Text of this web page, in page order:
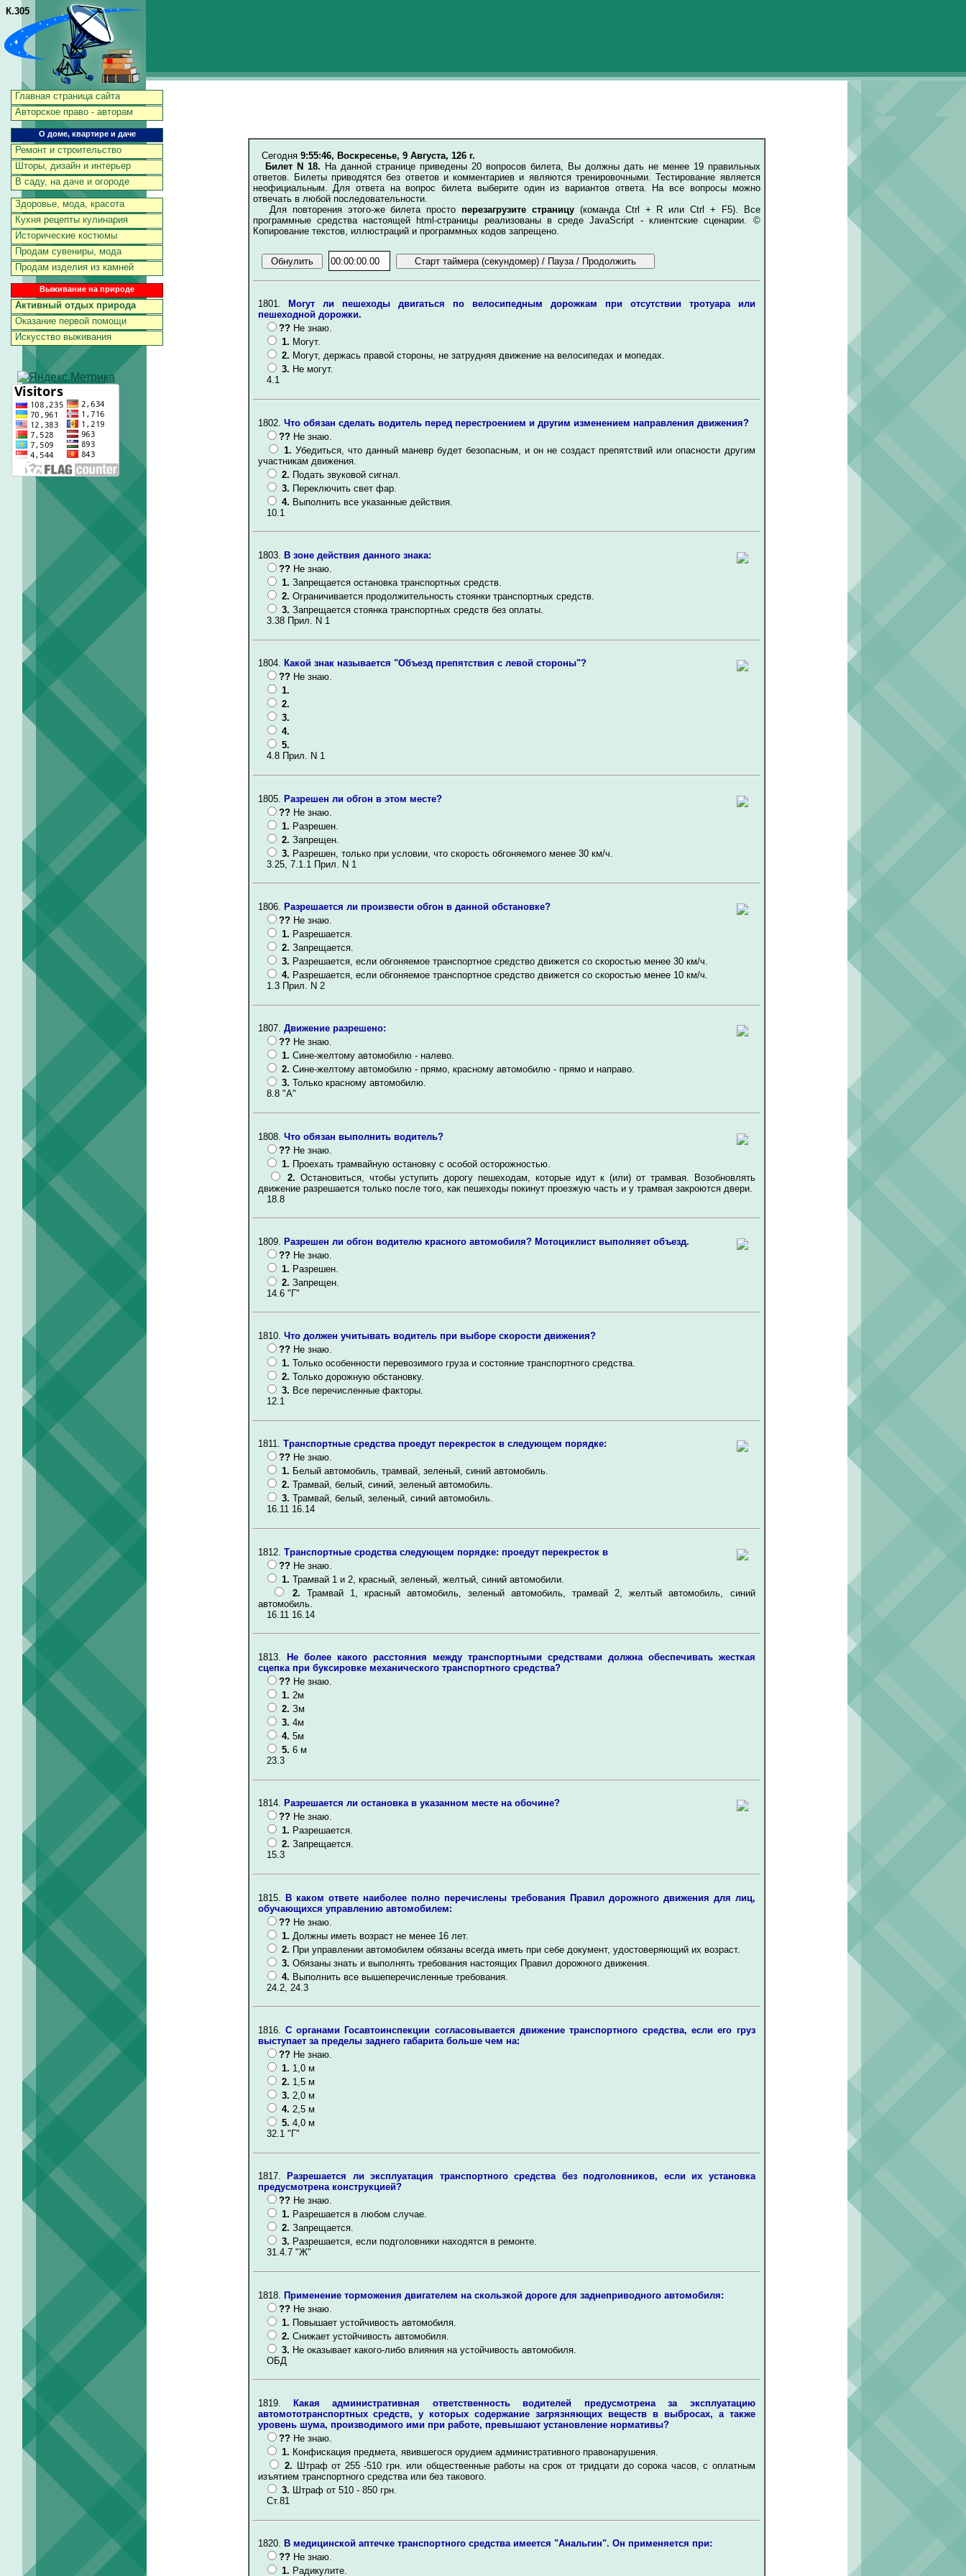
К.305
Главная страница сайта
Авторское право - авторам
О доме, квартире и даче
Ремонт и строительство
Шторы, дизайн и интерьер
В саду, на даче и огороде
Здоровье, мода, красота
Кухня рецепты кулинария
Исторические костюмы
Продам сувениры, мода
Продам изделия из камней
Выживание на природе
Активный отдых природа
Оказание первой помощи
Искусство выживания
Сегодня 9:55:46, Воскресенье, 9 Августа, 126 г.
Билет N 18. На данной странице приведены 20 вопросов билета, Вы должны дать не менее 19 правильных
ответов. Билеты приводятся без ответов и комментариев и являются тренировочными. Тестирование является
неофициальным. Для ответа на вопрос билета выберите один из вариантов ответа. На все вопросы можно
отвечать в любой последовательности.
Для повторения этого-же билета просто перезагрузите страницу (команда Ctrl + R или Ctrl + F5). Все
программные средства настоящей html-страницы реализованы в среде JavaScript - клиентские сценарии. ©
Копирование текстов, иллюстраций и программных кодов запрещено.
1801.
Могут ли пешеходы двигаться по велосипедным дорожкам при отсутствии тротуара или
пешеходной дорожки.
?? Не знаю.
1. Могут.
2. Могут, держась правой стороны, не затрудняя движение на велосипедах и мопедах.
3. Не могут.
4.1
1802. Что обязан сделать водитель перед перестроением и другим изменением направления движения?
?? Не знаю.
1. Убедиться, что данный маневр будет безопасным, и он не создаст препятствий или опасности другим
участникам движения.
2. Подать звуковой сигнал.
3. Переключить свет фар.
4. Выполнить все указанные действия.
10.1
1803.
В зоне действия данного знака:
?? Не знаю.
1. Запрещается остановка транспортных средств.
2. Ограничивается продолжительность стоянки транспортных средств.
3. Запрещается стоянка транспортных средств без оплаты.
3.38 Прил. N 1
1804. Какой знак называется "Объезд препятствия с левой стороны"?
?? Не знаю.
1.
2.
3.
4.
5.
4.8 Прил. N 1
1805. Разрешен ли обгон в этом месте?
?? Не знаю.
1. Разрешен.
2. Запрещен.
3. Разрешен, только при условии, что скорость обгоняемого менее 30 км/ч.
3.25, 7.1.1 Прил. N 1
1806.
Разрешается ли произвести обгон в данной обстановке?
?? Не знаю.
1. Разрешается.
2. Запрещается.
3. Разрешается, если обгоняемое транспортное средство движется со скоростью менее 30 км/ч.
4. Разрешается, если обгоняемое транспортное средство движется со скоростью менее 10 км/ч.
1.3 Прил. N 2
1807. Движение разрешено:
?? Не знаю.
1. Сине-желтому автомобилю - налево.
2. Сине-желтому автомобилю - прямо, красному автомобилю - прямо и направо.
3. Только красному автомобилю.
8.8 "A"
1808. Что обязан выполнить водитель?
?? Не знаю.
1. Проехать трамвайную остановку с особой осторожностью.
2. Остановиться, чтобы уступить дорогу пешеходам, которые идут к (или) от трамвая. Возобновлять
движение разрешается только после того, как пешеходы покинут проезжую часть и у трамвая закроются двери.
18.8
1809.
Разрешен ли обгон водителю красного автомобиля? Мотоциклист выполняет объезд.
?? Не знаю.
1. Разрешен.
2. Запрещен.
14.6 "Г"
1810. Что должен учитывать водитель при выборе скорости движения?
?? Не знаю.
1. Только особенности перевозимого груза и состояние транспортного средства.
2. Только дорожную обстановку.
3. Все перечисленные факторы.
12.1
1811. Транспортные средства проедут перекресток в следующем порядке:
?? Не знаю.
1. Белый автомобиль, трамвай, зеленый, синий автомобиль.
2. Трамвай, белый, синий, зеленый автомобиль.
3. Трамвай, белый, зеленый, синий автомобиль.
16.11 16.14
1812. Транспортные сродства следующем порядке: проедут перекресток в
?? Не знаю.
1. Трамвай 1 и 2, красный, зеленый, желтый, синий автомобили.
2. Трамвай 1, красный автомобиль, зеленый автомобиль, трамвай 2, желтый автомобиль, синий
автомобиль.
16.11 16.14
1813.
Не более какого расстояния между транспортными средствами должна обеспечивать жесткая
сцепка при буксировке механического транспортного средства?
?? Не знаю.
1. 2м
2. Зм
3. 4м
4. 5м
5. 6 м
23.3
1814. Разрешается ли остановка в указанном месте на обочине?
?? Не знаю.
1. Разрешается.
2. Запрещается.
15.3
1815. В каком ответе наиболее полно перечислены требования Правил дорожного движения для лиц,
обучающихся управлению автомобилем:
?? Не знаю.
1. Должны иметь возраст не менее 16 лет.
2. При управлении автомобилем обязаны всегда иметь при себе документ, удостоверяющий их возраст.
3. Обязаны знать и выполнять требования настоящих Правил дорожного движения.
4. Выполнить все вышеперечисленные требования.
24.2, 24.3
1816. С органами Госавтоинспекции согласовывается движение транспортного средства, если его груз
выступает за пределы заднего габарита больше чем на:
?? Не знаю.
1. 1,0 м
2. 1,5 м
3. 2,0 м
4. 2,5 м
5. 4,0 м
32.1 "Г"
1817.
Разрешается ли эксплуатация транспортного средства без подголовников, если их установка
предусмотрена конструкцией?
?? Не знаю.
1. Разрешается в любом случае.
2. Запрещается.
3. Разрешается, если подголовники находятся в ремонте.
31.4.7 "Ж"
1818. Применение торможения двигателем на скользкой дороге для заднеприводного автомобиля:
?? Не знаю.
1. Повышает устойчивость автомобиля.
2. Снижает устойчивость автомобиля.
3. Не оказывает какого-либо влияния на устойчивость автомобиля.
ОБД
1819.
Какая административная ответственность водителей предусмотрена за эксплуатацию
автомототранспортных средств, у которых содержание загрязняющих веществ в выбросах, а также
уровень шума, производимого ими при работе, превышают установление нормативы?
?? Не знаю.
1. Конфискация предмета, явившегося орудием административного правонарушения.
2.
Штраф от 255 -510 грн. или общественные работы на срок от тридцати до сорока часов, с оплатным
изъятием транспортного средства или без такового.
3.
Штраф от 510 - 850 грн.
Ст.81
1820. В медицинской аптечке транспортного средства имеется "Анальгин". Он применяется при:
?? Не знаю.
1. Радикулите.